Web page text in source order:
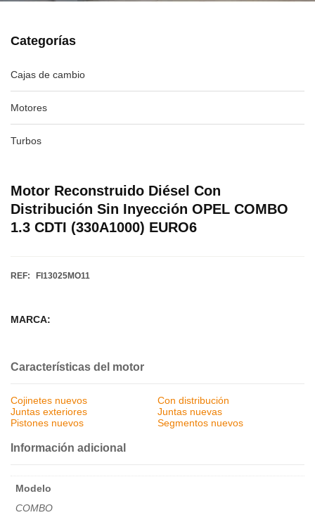
Categorías
Cajas de cambio
Motores
Turbos
Motor Reconstruido Diésel Con
Distribución Sin Inyección OPEL COMBO
1.3 CDTI (330A1000) EURO6
REF: FI13025MO11
MARCA:
Características del motor
Cojinetes nuevos
Con distribución
Juntas exteriores
Juntas nuevas
Pistones nuevos
Segmentos nuevos
Información adicional
Modelo
COMBO